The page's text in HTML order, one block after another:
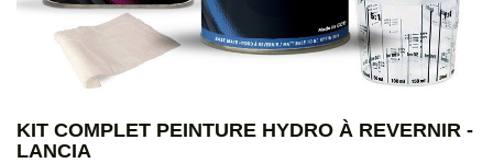
KIT COMPLET PEINTURE HYDRO À REVERNIR -
LANCIA